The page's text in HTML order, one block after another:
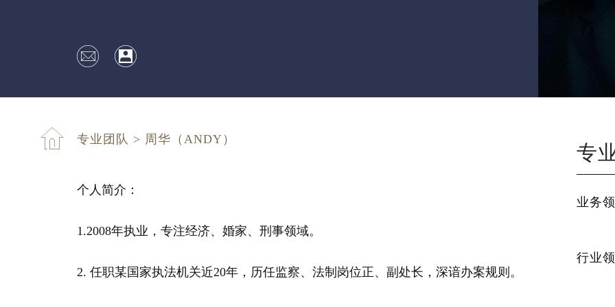
专业团队 > 周华（ANDY）
个人简介：
1.2008年执业，专注经济、婚家、刑事领域。
2. 任职某国家执法机关近20年，历任监察、法制岗位正、副处长，深谙办案规则。
专
业务
行业